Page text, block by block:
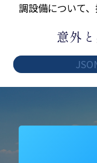
調設備について
意外